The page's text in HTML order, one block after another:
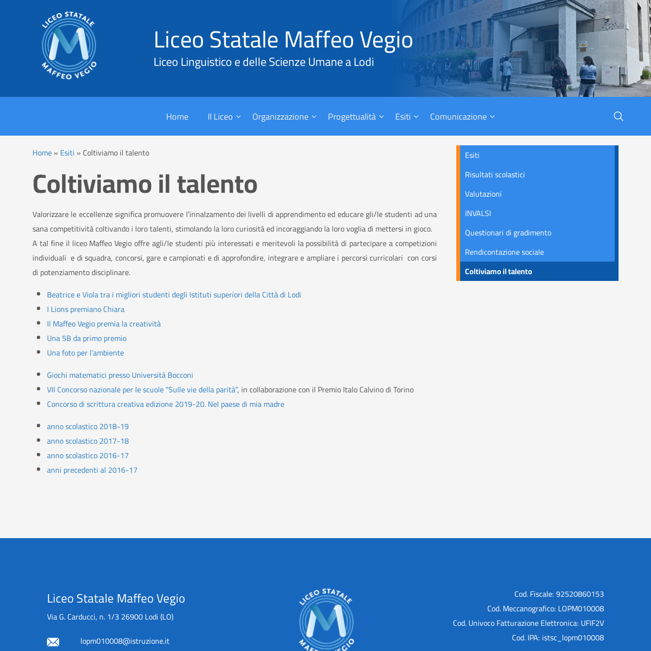
Liceo Statale Maffeo Vegio
Liceo Linguistico e delle Scienze Umane a Lodi
Home Il Liceo Organizzazione Progettualità Esiti Comunicazione
X
Cerca
Home» Esiti » Coltiviamo il talento
Coltiviamo il talento
Valorizzare le eccellenze significa promuovere l’innalzamento dei livelli di apprendimento ed educare gli/le studenti ad una
sana competitività coltivando i loro talenti, stimolando la loro curiosità ed incoraggiando la loro voglia di mettersi in gioco.
A tal fine il liceo Maffeo Vegio offre agli/le studenti più interessati e meritevoli la possibilità di partecipare a competizioni
individuali e di squadra, concorsi, gare e campionati e di approfondire, integrare e ampliare i percorsi curricolari con corsi
di potenziamento disciplinare.
Beatrice e Viola tra i migliori studenti degli Istituti superiori della Città di Lodi
I Lions premiano Chiara
Il Maffeo Vegio premia la creatività
Una 5B da primo premio
Una foto per l’ambiente
Giochi matematici presso Università Bocconi
VII Concorso nazionale per le scuole “Sulle vie della parità”, in collaborazione con il Premio Italo Calvino di Torino
Concorso di scrittura creativa edizione 2019-20. Nel paese di mia madre
anno scolastico 2018-19
anno scolastico 2017-18
anno scolastico 2016-17
anni precedenti al 2016-17
Esiti
Risultati scolastici
Valutazioni
INVALSI
Questionari di gradimento
Rendicontazione sociale
Coltiviamo il talento
Liceo Statale Maffeo Vegio
Via G. Carducci, n. 1/3 26900 Lodi (LO)
lopm010008@istruzione.it
Cod. Fiscale: 92520860153
Cod. Meccanografico: LOPM010008
Cod. Univoco Fatturazione Elettronica: UFIF2V
Cod. IPA: istsc_lopm010008